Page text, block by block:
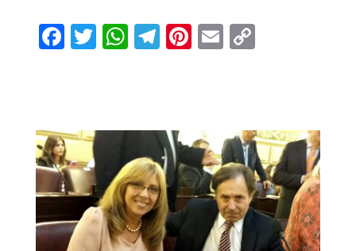
Facebook
Twitter
WhatsApp
Telegram
Pinterest
EmailCopy